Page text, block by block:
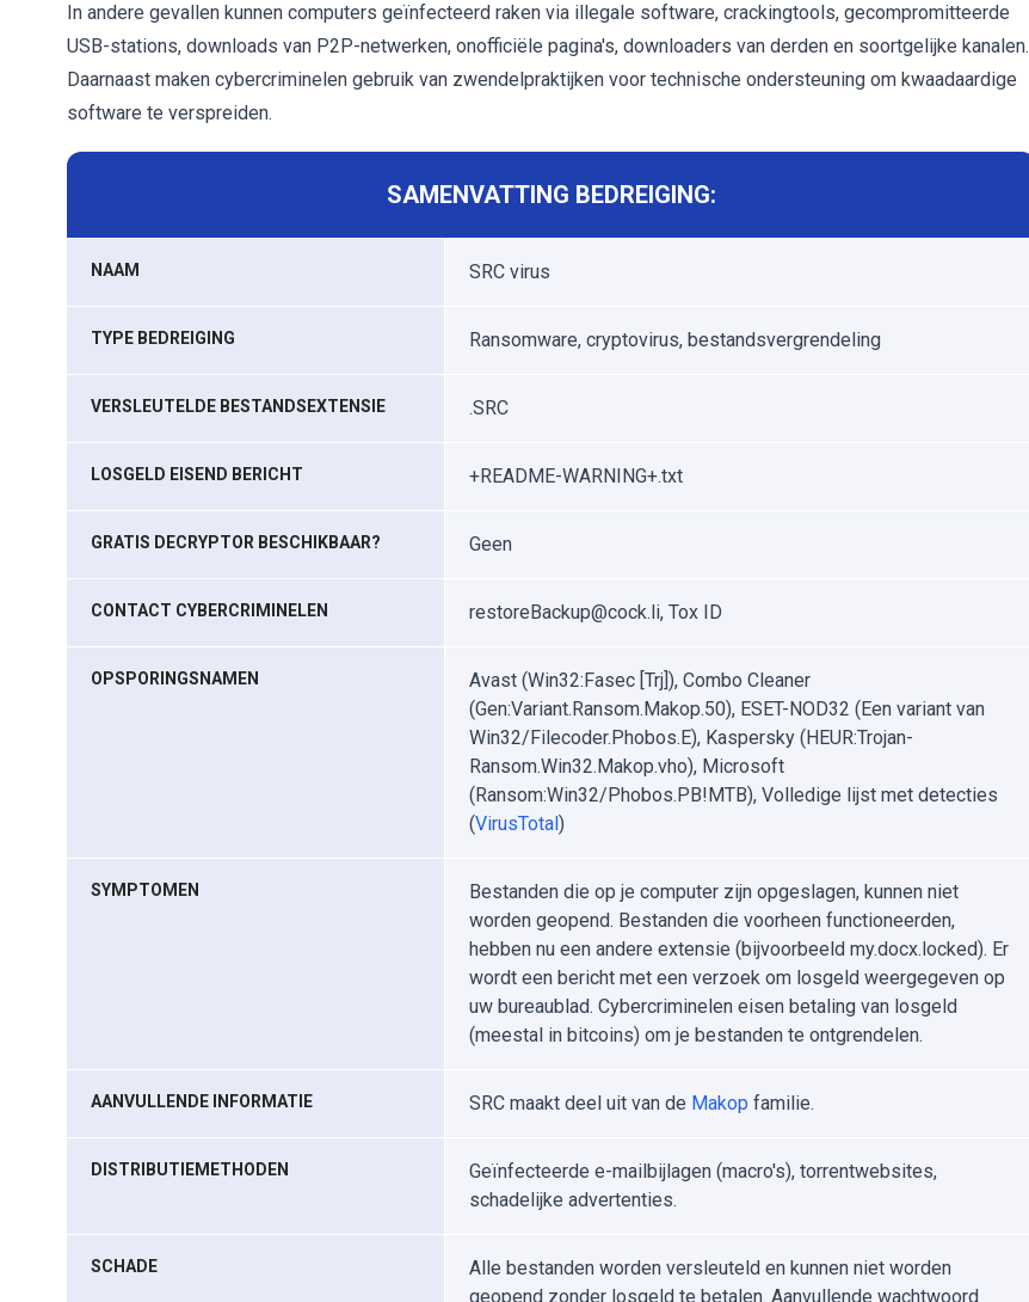
In andere gevallen kunnen computers geïnfecteerd raken via illegale software, crackingtools, gecompromitteerde
USB-stations, downloads van P2P-netwerken, onofficiële pagina's, downloaders van derden en soortgelijke kanalen.
Daarnaast maken cybercriminelen gebruik van zwendelpraktijken voor technische ondersteuning om kwaadaardige
software te verspreiden.
SAMENVATTING BEDREIGING:
NAAM SRC virus
TYPE BEDREIGING Ransomware, cryptovirus, bestandsvergrendeling
VERSLEUTELDE BESTANDSEXTENSIE .SRC
LOSGELD EISEND BERICHT +README-WARNING+.txt
GRATIS DECRYPTOR BESCHIKBAAR? Geen
CONTACT CYBERCRIMINELEN restoreBackup@cock.li, Tox ID
OPSPORINGSNAMEN
Avast (Win32:Fasec [Trj]), Combo Cleaner
(Gen:Variant.Ransom.Makop.50), ESET-NOD32 (Een variant van
Win32/Filecoder.Phobos.E), Kaspersky (HEUR:Trojan-
Ransom.Win32.Makop.vho), Microsoft
(Ransom:Win32/Phobos.PB!MTB), Volledige lijst met detecties
(VirusTotal)
SYMPTOMEN
Bestanden die op je computer zijn opgeslagen, kunnen niet
worden geopend. Bestanden die voorheen functioneerden,
hebben nu een andere extensie (bijvoorbeeld my.docx.locked). Er
wordt een bericht met een verzoek om losgeld weergegeven op
uw bureaublad. Cybercriminelen eisen betaling van losgeld
(meestal in bitcoins) om je bestanden te ontgrendelen.
AANVULLENDE INFORMATIE SRC maakt deel uit van de Makop familie.
DISTRIBUTIEMETHODEN
Geïnfecteerde e-mailbijlagen (macro's), torrentwebsites,
schadelijke advertenties.
SCHADE
Alle bestanden worden versleuteld en kunnen niet worden
geopend zonder losgeld te betalen. Aanvullende wachtwoord